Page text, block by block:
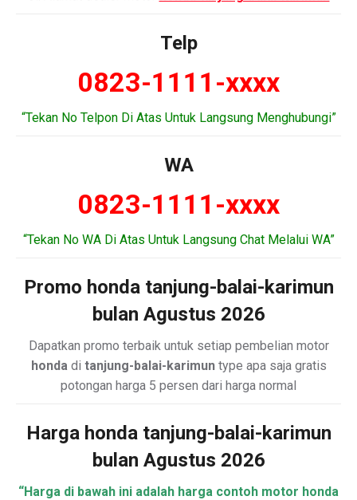
Telp
0823-1111-xxxx
“Tekan No Telpon Di Atas Untuk Langsung Menghubungi”
WA
0823-1111-xxxx
“Tekan No WA Di Atas Untuk Langsung Chat Melalui WA”
Promo honda tanjung-balai-karimun
bulan Agustus 2026
Dapatkan promo terbaik untuk setiap pembelian motor
hondadi tanjung-balai-karimuntype apa saja gratis
potongan harga 5 persen dari harga normal
Harga honda tanjung-balai-karimun
bulan Agustus 2026
“Harga di bawah ini adalah harga contoh motor honda